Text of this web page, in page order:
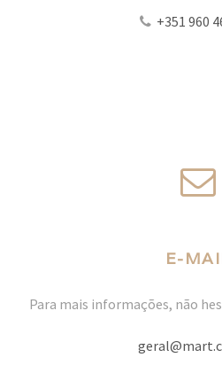
+351 960
E-
Para mais informações, não